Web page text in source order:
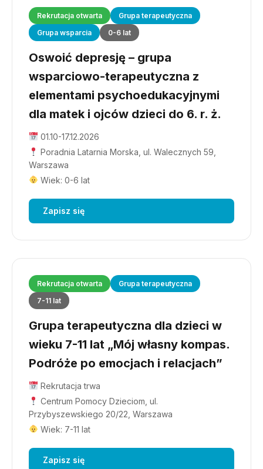
Rekrutacja otwarta
Grupa terapeutyczna
Grupa wsparcia
0-6 lat
Oswoić depresję – grupa
wsparciowo-terapeutyczna z
elementami psychoedukacyjnymi
dla matek i ojców dzieci do 6. r. ż.
01.10-17.12.2026
Poradnia Latarnia Morska, ul. Walecznych 59,
Warszawa
Wiek: 0-6 lat
Zapisz się
Rekrutacja otwarta
Grupa terapeutyczna
7-11 lat
Grupa terapeutyczna dla dzieci w
wieku 7-11 lat „Mój własny kompas.
Podróże po emocjach i relacjach”
Rekrutacja trwa
Centrum Pomocy Dzieciom, ul.
Przybyszewskiego 20/22, Warszawa
Wiek: 7-11 lat
Zapisz się